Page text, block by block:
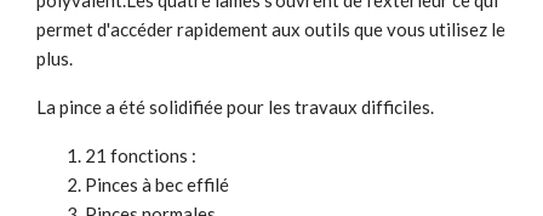
permet d'accéder rapidement aux outils que vous utilisez le
plus.
La pince a été solidifiée pour les travaux difficiles.
21 fonctions :
Pinces à bec effilé